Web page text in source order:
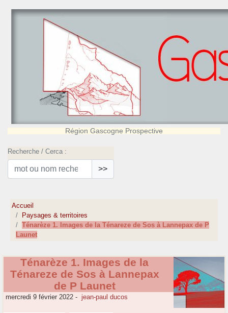
Région Gascogne Prospective
Recherche / Cerca :
>>
Accueil
Paysages & territoires
Ténarèze 1. Images de la Ténareze de Sos à Lannepax de P
Launet
Ténarèze 1. Images de la
Ténareze de Sos à Lannepax
de P Launet
mercredi 9 février 2022 - jean-paul ducos